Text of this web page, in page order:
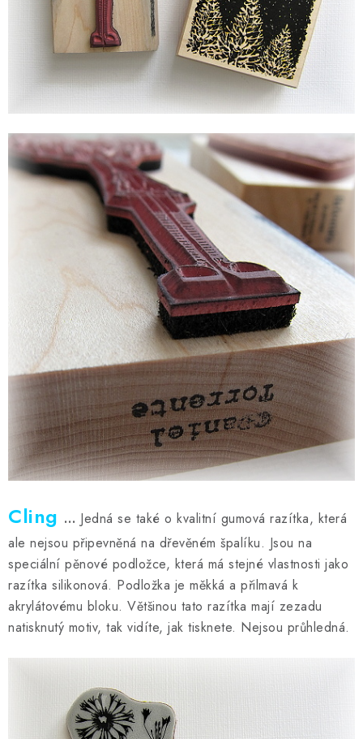
Cling … Jedná se také o kvalitní gumová razítka, která
ale nejsou připevněná na dřevěném špalíku. Jsou na
speciální pěnové podložce, která má stejné vlastnosti jako
razítka silikonová. Podložka je měkká a přilmavá k
akrylátovému bloku. Většinou tato razítka mají zezadu
natisknutý motiv, tak vidíte, jak tisknete. Nejsou průhledná.